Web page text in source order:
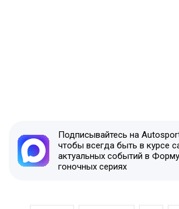
Подписывайтесь на
чтобы всегда быть в курсе
актуальных событий в
гоночных сериях